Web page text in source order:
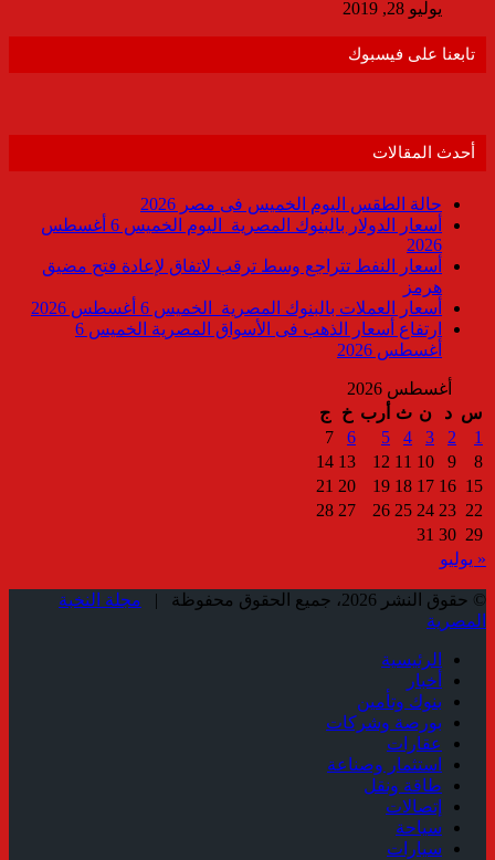
يوليو 28, 2019
تابعنا على فيسبوك
أحدث المقالات
حالة الطقس اليوم الخميس فى مصر 2026
أسعار الدولار بالبنوك المصرية اليوم الخميس 6 أغسطس
2026
أسعار النفط تتراجع وسط ترقب لاتفاق لإعادة فتح مضيق
هرمز
أسعار العملات بالبنوك المصرية الخميس 6 أغسطس 2026
ارتفاع أسعار الذهب فى الأسواق المصرية الخميس 6
أغسطس 2026
أغسطس 2026
س د ن ث أرب خ
ج
1
2
3
4
5
6
7
8
9
10
11
12
13
14
15
16
17
18
19
20
21
22
23
24
25
26
27
28
29
30
31
« يوليو
© حقوق النشر 2026، جميع الحقوق محفوظة |
مجلة النخبة
المصرية
الرئيسية
أخبار
بنوك وتأمين
بورصة وشركات
عقارات
استثمار وصناعة
طاقة ونقل
إتصالات
سياحة
سيارات